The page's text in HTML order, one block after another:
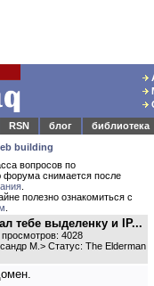
RSN блог
библиотека
building
вопросов по
форума снимается после
полезно ознакомиться с
тебе выделенку и IP...
4028
М.> Статус: The Elderman